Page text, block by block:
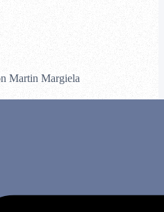
Martin Margiela